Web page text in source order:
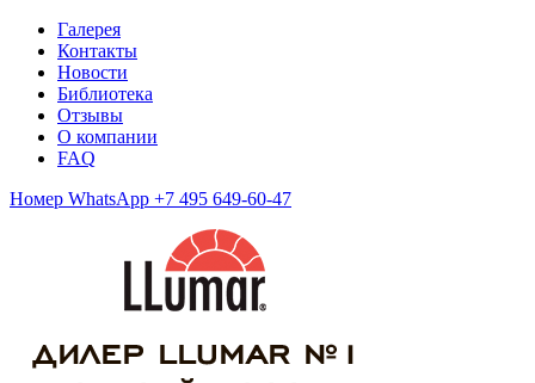
Галерея
Контакты
Новости
Библиотека
Отзывы
О компании
FAQ
Номер WhatsApp +7 495 649-60-47